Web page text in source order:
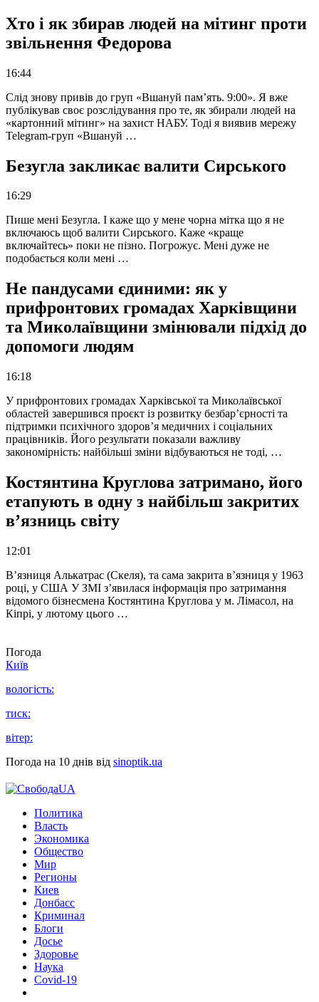
Хто і як збирав людей на мітинг проти
звільнення Федорова
16:44
Слід знову привів до груп «Вшануй пам’ять. 9:00». Я вже
публікував своє розслідування про те, як збирали людей на
«картонний мітинг» на захист НАБУ. Тоді я виявив мережу
Telegram-груп «Вшануй …
Безугла закликає валити Сирського
16:29
Пише мені Безугла. І каже що у мене чорна мітка що я не
включаюсь щоб валити Сирського. Каже «краще
включайтесь» поки не пізно. Погрожує. Мені дуже не
подобається коли мені …
Не пандусами єдиними: як у
прифронтових громадах Харківщини
та Миколаївщини змінювали підхід до
допомоги людям
16:18
У прифронтових громадах Харківської та Миколаївської
областей завершився проєкт із розвитку безбар’єрності та
підтримки психічного здоров’я медичних і соціальних
працівників. Його результати показали важливу
закономірність: найбільші зміни відбуваються не тоді, …
Костянтина Круглова затримано, його
етапують в одну з найбільш закритих
в’язниць світу
12:01
В’язниця Алькатрас (Скеля), та сама закрита в’язниця у 1963
році, у США У ЗМІ з’явилася інформація про затримання
відомого бізнесмена Костянтина Круглова у м. Лімасол, на
Кіпрі, у лютому цього …
Погода
Київ
вологість:
тиск:
вітер:
Погода на 10 днів від sinoptik.ua
Политика
Власть
Экономика
Общество
Мир
Регионы
Киев
Донбасс
Криминал
Блоги
Досье
Здоровье
Наука
Covid-19